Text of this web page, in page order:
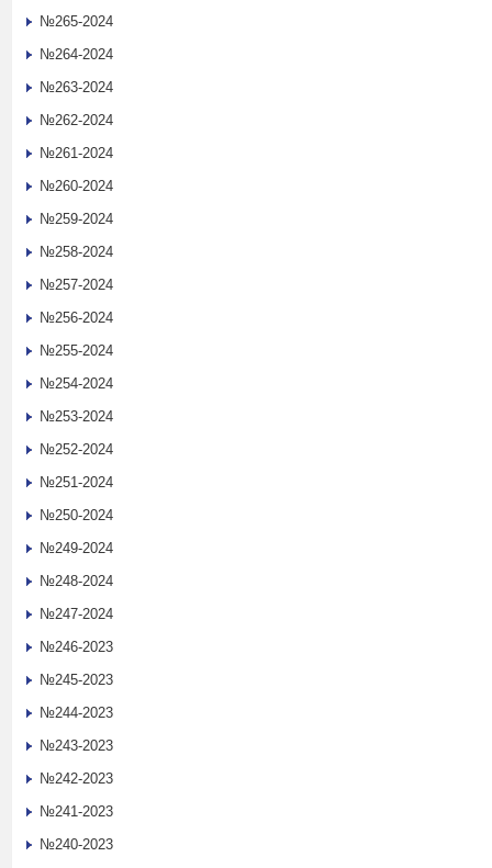
№265-2024
№264-2024
№263-2024
№262-2024
№261-2024
№260-2024
№259-2024
№258-2024
№257-2024
№256-2024
№255-2024
№254-2024
№253-2024
№252-2024
№251-2024
№250-2024
№249-2024
№248-2024
№247-2024
№246-2023
№245-2023
№244-2023
№243-2023
№242-2023
№241-2023
№240-2023